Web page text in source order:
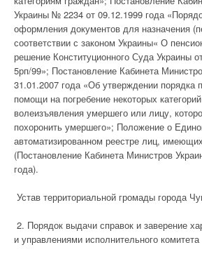
Украины № 2234 от 09.12.1999 года
оформления документов для назначения
соответствии с законом Украины« О
решение Конституционного Суда Украины
5рп/99»; Постановление Кабинета
31.01.2007 года «Об утверждении порядка
помощи на погребение некоторых
волеизъявления умершего или лицу,
похоронить умершего»; Положение о
автоматизированном реестре лиц,
(Постановление Кабинета Министров
года).
Устав территориальной громады города
2. Порядок выдачи справок и заверение
и управлениями исполнительного комитета